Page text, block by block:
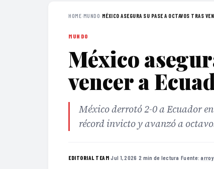
HOME›MUNDO› MÉXICO ASEGURA SU PASE A OCTAVOS TRAS
MUNDO
México
vencer a
México derrotó 2-0 a Ecuador
récord invicto y avanzó a
EDITORIAL TEAM·Jul 1, 2026 ·2 min de lectura ·Fuente: